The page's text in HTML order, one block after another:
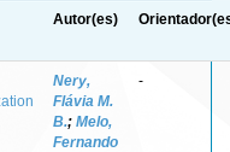
Autor(es)
Nery,
Flávia M.
B.; Melo,
Fernando
-